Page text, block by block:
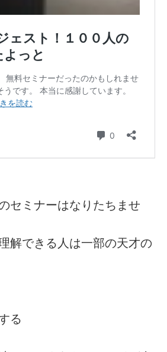
セミナーはなりたちませ
解できる人は一部の天才の
る